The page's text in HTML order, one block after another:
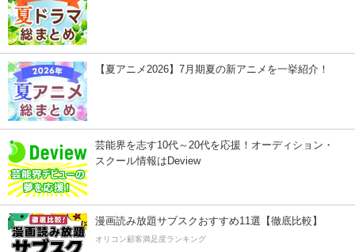
【夏アニメ2026】7月期夏の新アニメを一挙紹介！
芸能界を志す10代～20代を応援！オーディション・
スクール情報はDeview
漫画読み放題サブスクおすすめ11選【徹底比較】
オリコン顧客満足度ランキング